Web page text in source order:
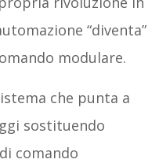
“diventa”
modulare.
che punta a
sostituendo
comando